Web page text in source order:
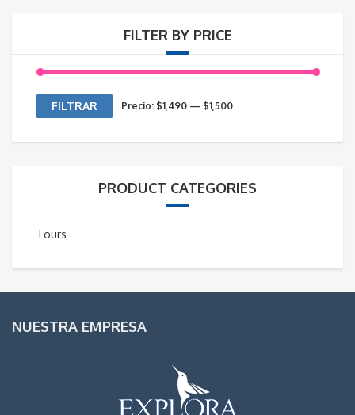
FILTER BY PRICE
Precio
Precio
FILTRAR Precio: $1,490 — $1,500
PRODUCT CATEGORIES
Tours
NUESTRA EMPRESA